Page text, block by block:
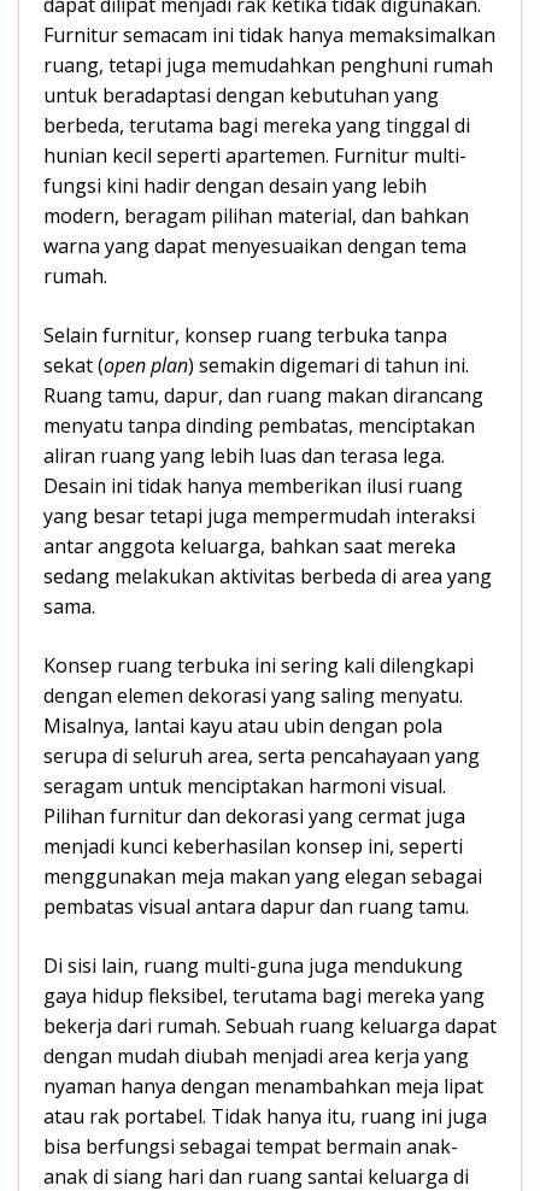
Furnitur semacam ini tidak hanya memaksimalkan
ruang, tetapi juga memudahkan penghuni rumah
untuk beradaptasi dengan kebutuhan yang
berbeda, terutama bagi mereka yang tinggal di
hunian kecil seperti apartemen. Furnitur multi-
fungsi kini hadir dengan desain yang lebih
modern, beragam pilihan material, dan bahkan
warna yang dapat menyesuaikan dengan tema
rumah.
Selain furnitur, konsep ruang terbuka tanpa
sekat (open plan) semakin digemari di tahun ini.
Ruang tamu, dapur, dan ruang makan dirancang
menyatu tanpa dinding pembatas, menciptakan
aliran ruang yang lebih luas dan terasa lega.
Desain ini tidak hanya memberikan ilusi ruang
yang besar tetapi juga mempermudah interaksi
antar anggota keluarga, bahkan saat mereka
sedang melakukan aktivitas berbeda di area yang
sama.
Konsep ruang terbuka ini sering kali dilengkapi
dengan elemen dekorasi yang saling menyatu.
Misalnya, lantai kayu atau ubin dengan pola
serupa di seluruh area, serta pencahayaan yang
seragam untuk menciptakan harmoni visual.
Pilihan furnitur dan dekorasi yang cermat juga
menjadi kunci keberhasilan konsep ini, seperti
menggunakan meja makan yang elegan sebagai
pembatas visual antara dapur dan ruang tamu.
Di sisi lain, ruang multi-guna juga mendukung
gaya hidup fleksibel, terutama bagi mereka yang
bekerja dari rumah. Sebuah ruang keluarga dapat
dengan mudah diubah menjadi area kerja yang
nyaman hanya dengan menambahkan meja lipat
atau rak portabel. Tidak hanya itu, ruang ini juga
bisa berfungsi sebagai tempat bermain anak-
anak di siang hari dan ruang santai keluarga di